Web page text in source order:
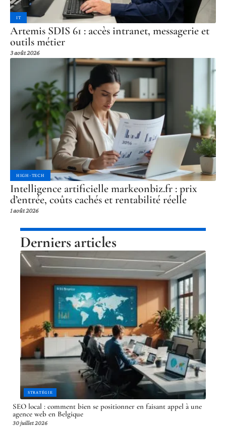
IT
Artemis SDIS 61 : accès intranet, messagerie et
outils métier
3 août 2026
HIGH-TECH
Intelligence artificielle markeonbiz.fr : prix
d’entrée, coûts cachés et rentabilité réelle
1 août 2026
Derniers articles
STRATÉGIE
SEO local : comment bien se positionner en faisant appel à une
agence web en Belgique
30 juillet 2026